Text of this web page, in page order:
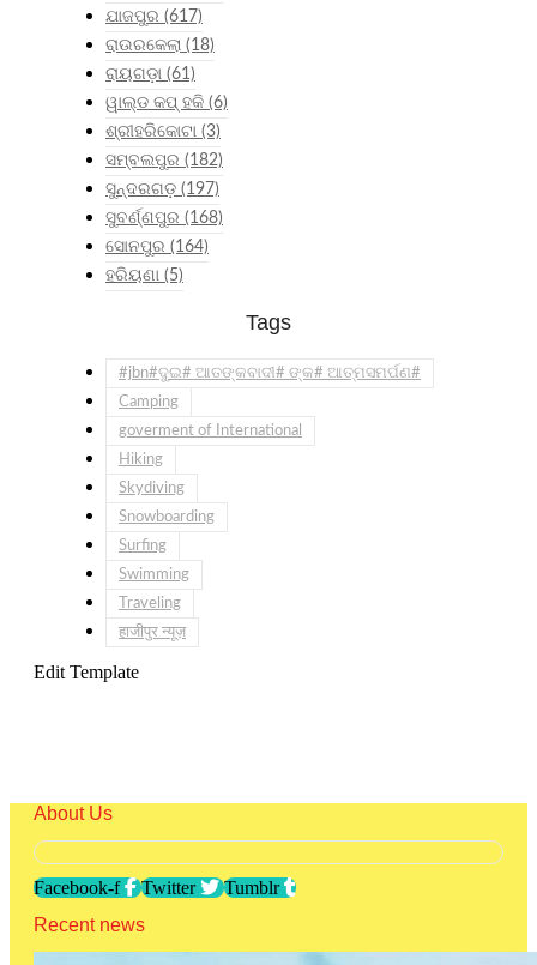
ଯାଜପୁର (617)
ରାଉରକେଲା (18)
ରାୟଗଡ଼ା (61)
ୱାଲ୍ଡ କପ୍ ହକି (6)
ଶ୍ରୀହରିକୋଟା (3)
ସମ୍ବଲପୁର (182)
ସୁନ୍ଦରଗଡ଼ (197)
ସୁବର୍ଣ୍ଣପୁର (168)
ସୋନପୁର (164)
ହରିୟଣା (5)
Tags
#jbn#ଦୁଇ# ଆତଙ୍କବାଦୀ# ଙ୍କ# ଆତ୍ମସମର୍ପଣ#
Camping
goverment of International
Hiking
Skydiving
Snowboarding
Surfing
Swimming
Traveling
हाजीपुर न्यूज़
Edit Template
About Us
Facebook-f Twitter
Tumblr
Recent news